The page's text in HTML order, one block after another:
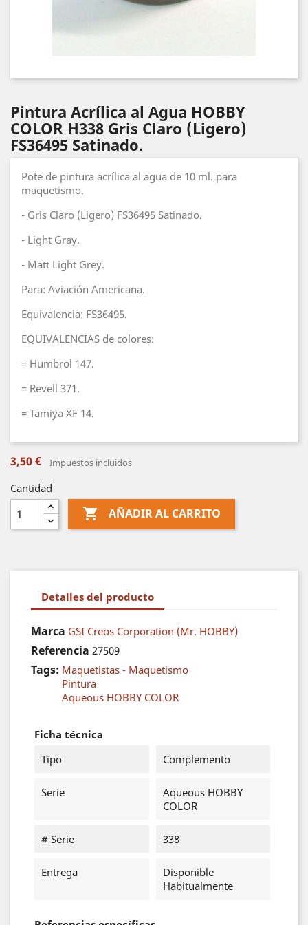
Pintura Acrílica al Agua HOBBY
COLOR H338 Gris Claro (Ligero)
FS36495 Satinado.
Pote de pintura acrílica al agua de 10 ml. para
maquetismo.
- Gris Claro (Ligero) FS36495 Satinado.
- Light Gray.
- Matt Light Grey.
Para: Aviación Americana.
Equivalencia: FS36495.
EQUIVALENCIAS de colores:
= Humbrol 147.
= Revell 371.
= Tamiya XF 14.
3,50 € Impuestos incluidos
Cantidad
 AÑADIR AL CARRITO
Detalles del producto
Marca GSI Creos Corporation (Mr. HOBBY)
Referencia 27509
Tags: Maquetistas - Maquetismo
Pintura
Aqueous HOBBY COLOR
Ficha técnica
Tipo
Complemento
Serie
Aqueous HOBBY
COLOR
# Serie 338
Entrega
Disponible
Habitualmente